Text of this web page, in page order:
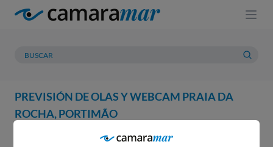
PREVISIÓN DE OLAS Y WEBCAM PRAIA DA
ROCHA, PORTIMÃO
PREVISIÓN METEOROLOGÍA